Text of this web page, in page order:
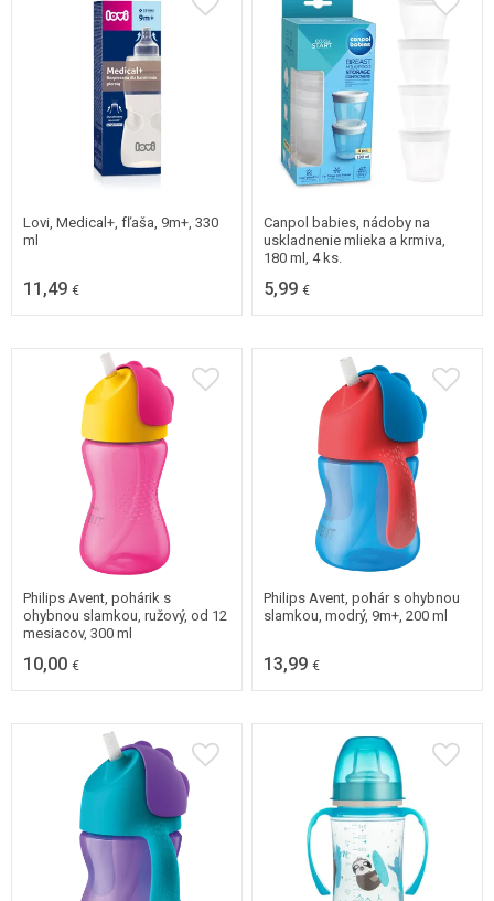
Lovi, Medical+, fľaša, 9m+, 330
ml
11,49 €
Canpol babies, nádoby na
uskladnenie mlieka a krmiva,
180 ml, 4 ks.
5,99 €
Philips Avent, pohárik s
ohybnou slamkou, ružový, od 12
mesiacov, 300 ml
10,00 €
Philips Avent, pohár s ohybnou
slamkou, modrý, 9m+, 200 ml
13,99 €